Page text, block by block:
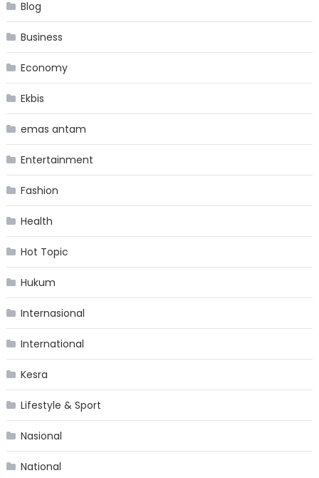
Blog
Business
Economy
Ekbis
emas antam
Entertainment
Fashion
Health
Hot Topic
Hukum
Internasional
International
Kesra
Lifestyle & Sport
Nasional
National